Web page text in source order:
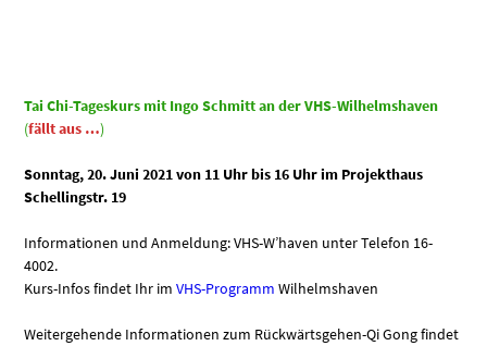
Tai Chi-Tageskurs mit Ingo Schmitt an der VHS-Wilhelmshaven
(fällt aus …)
Sonntag, 20. Juni 2021 von 11 Uhr bis 16 Uhrim Projekthaus
Schellingstr. 19
Informationen und Anmeldung: VHS-W’haven unter Telefon 16-
4002.
Kurs-Infos findet Ihr im VHS-Programm Wilhelmshaven
Weitergehende Informationen zum Rückwärtsgehen-Qi Gong findet